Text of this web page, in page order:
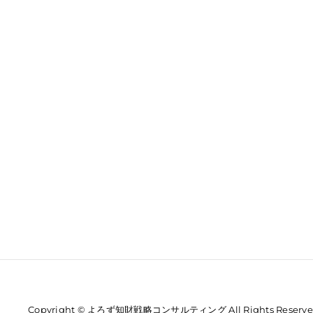
Copyright © よろず知財戦略コンサルティング All Rights